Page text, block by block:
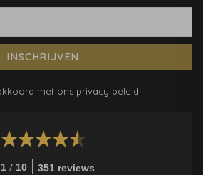
INSCHRIJVEN
met ons privacy beleid.
/ 10 351 reviews